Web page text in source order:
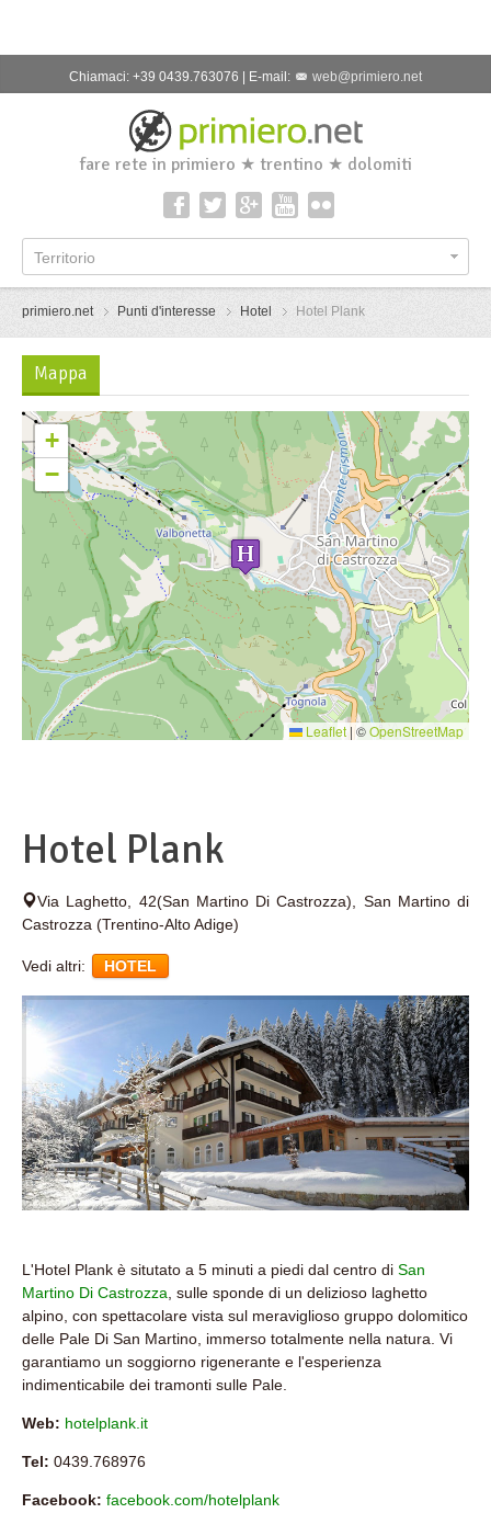
Chiamaci: +39 0439.763076 | E-mail: web@primiero.net
fare rete in primiero ★ trentino ★ dolomiti
Territorio
primiero.net Punti d'interesse Hotel Hotel Plank
Mappa
+
−
Leaflet |©OpenStreetMap
Hotel Plank
Via Laghetto, 42(San Martino Di Castrozza), San Martino di
Castrozza (Trentino-Alto Adige)
Vedi altri: HOTEL
L'Hotel Plank è situtato a 5 minuti a piedi dal centro di San
Martino Di Castrozza , sulle sponde di un delizioso laghetto
alpino, con spettacolare vista sul meraviglioso gruppo dolomitico
delle Pale Di San Martino, immerso totalmente nella natura. Vi
garantiamo un soggiorno rigenerante e l'esperienza
indimenticabile dei tramonti sulle Pale.
Web: hotelplank.it
Tel: 0439.768976
Facebook: facebook.com/hotelplank